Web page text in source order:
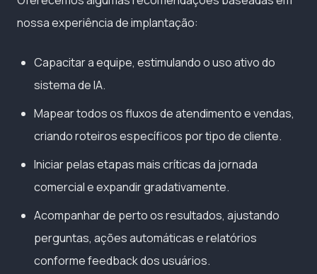
nossa experiência de implantação:
Capacitar a equipe, estimulando o uso ativo do
sistema de IA.
Mapear todos os fluxos de atendimento e vendas,
criando roteiros específicos por tipo de cliente.
Iniciar pelas etapas mais críticas da jornada
comercial e expandir gradativamente.
Acompanhar de perto os resultados, ajustando
perguntas, ações automáticas e relatórios
conforme feedback dos usuários.